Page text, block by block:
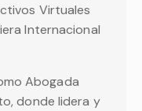
Virtuales
Internacional
Abogada
donde lidera y